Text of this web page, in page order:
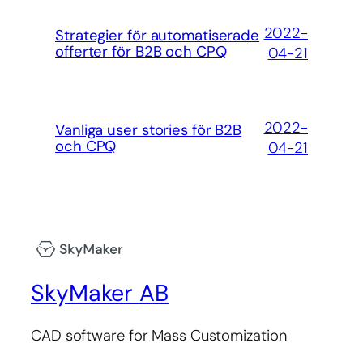
Strategier för automatiserade
offerter för B2B och CPQ
2022-
04-21
Vanliga user stories för B2B
och CPQ
2022-
04-21
SkyMaker AB
CAD software for Mass Customization